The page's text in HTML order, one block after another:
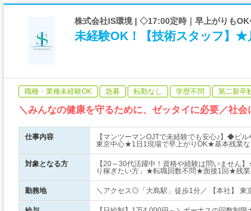
株式会社IS環境 | ◇17:00定時｜早上がりも
未経験OK！【技術スタッフ】
職種・業種未経験OK 急募 転勤なし 学歴不問 第二新卒
＼みんなの健康を守るために、ゼッタイに必要／社
仕事内容
【マンツーマンOJTで未経験でも安心♪】◆ビ
東京中心★1日1現場で早上がりOK★基本残業な
対象となる方
【20～30代活躍中！資格や経験は問いません
り稼ぎたい方」★転職回数不問★面接1回★残業
勤務地 ＼アクセス◎「大島駅」徒歩1分／ 【本社】